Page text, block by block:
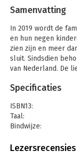
Samenvatting
In 2019 wordt de
en hun negen
zien zijn en meer
sluit. Sindsdien
van Nederland. De
grenzeloze
achtergelaten om
Spaanse Pinoso.
openhartige kant
Specificaties
ISBN13:
Taal:
Bindwijze:
Druk:
Lezersrecensies